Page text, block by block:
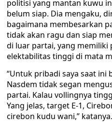
politisi yang mantan kuwu
belum siap. Dia mengaku,
bagaimana membesarkan
tidak akan ragu dan siap
di luar partai, yang memiliki
elektabilitas tinggi di mata
“Untuk pribadi saya saat ini
Nasdem tidak segan
partai. Kalau vollingnya
Yang jelas, target E-1,
cirebon kudu wani,”